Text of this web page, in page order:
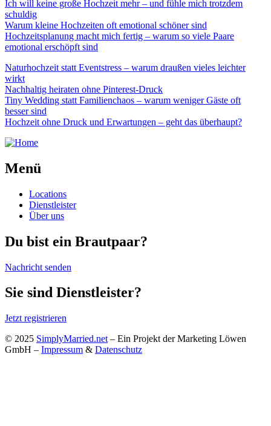
Ich will keine große Hochzeit mehr – und fühle mich trotzdem
schuldig
Warum kleine Hochzeiten oft emotional schöner sind
Hochzeitsplanung macht mich fertig – warum so viele Paare
emotional erschöpft sind
Naturhochzeit statt Eventstress – warum draußen vieles leichter
wirkt
Nachhaltig heiraten ohne Pinterest-Druck
Tiny Wedding statt Familienchaos – warum weniger Gäste oft
besser sind
Hochzeit ohne Druck und Erwartungen – geht das überhaupt?
Menü
Locations
Dienstleister
Über uns
Du bist ein Brautpaar?
Nachricht senden
Sie sind Dienstleister?
Jetzt registrieren
© 2025 SimplyMarried.net – Ein Projekt der Marketing Löwen
GmbH – Impressum & Datenschutz